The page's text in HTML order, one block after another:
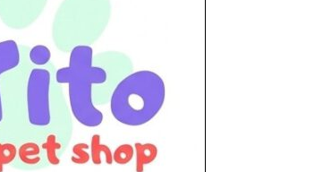
ul. Leśna 2
tel. 503 900 215
Godziny pracy
pon. – piąt. 10.00 – 19.00
sob. 8.00 – 15.00
niedz. zamknięte